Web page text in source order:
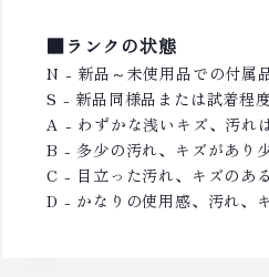
■ランクの状態
N - 新品～未使用品での付属
S - 新品同様品または試着程
A - わずかな浅いキズ、汚れ
B - 多少の汚れ、キズがあり
C - 目立った汚れ、キズのあ
D - かなりの使用感、汚れ、